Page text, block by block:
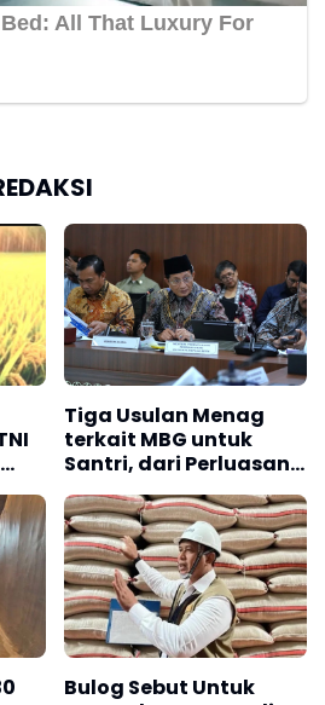
Tiga Usulan Menag
terkait MBG untuk
Santri, dari Perluasan
Jangkauan sampai
Rantai Pasok Makanan
Bulog Sebut Untuk